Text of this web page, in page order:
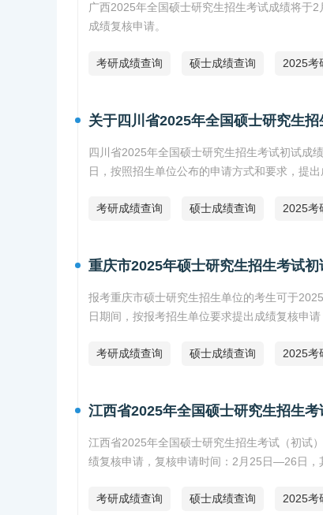
广西2025年全国硕士研究生招生考试成绩将于
成绩复核申请。
考研成绩查询 硕士成绩查询 2025考
关于四川省2025年全国硕士研究生
四川省2025年全国硕士研究生招生考试初试成
日，按照招生单位公布的申请方式和要求，提出
考研成绩查询 硕士成绩查询 2025考
重庆市2025年硕士研究生招生考试
报考重庆市硕士研究生招生单位的考生可于
日期间，按报考招生单位要求提出成绩复核申请
考研成绩查询 硕士成绩查询 2025考
江西省2025年全国硕士研究生招生
江西省2025年全国硕士研究生招生考试（初试
绩复核申请，复核申请时间：2月25日—26日，
考研成绩查询 硕士成绩查询 2025考